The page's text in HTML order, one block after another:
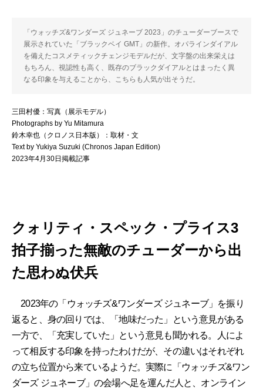
「ウォッチズ&ワンダーズ ジュネーブ 2023」のチューダーブースで
展示されていた「ブラックベイ GMT」の新作。オパラインダイアル
を備えたコスメティックチェンジモデルだが、文字盤の出来栄えは
もちろん、視認性も高く、既存のブラックダイアルとはまったく異
なる印象を与えることから、こちらも人気が出そうだ。
三田村優：写真（展示モデル）
Photographs by Yu Mitamura
鈴木幸也（クロノス日本版）：取材・文
Text by Yukiya Suzuki (Chronos Japan Edition)
2023年4月30日掲載記事
クォリティ・スペック・プライス3
拍子揃った無敵のチューダーから出
た思わぬ伏兵
2023年の「ウォッチズ&ワンダーズ ジュネーブ」を振り
返ると、身の回りでは、「地味だった」という意見がある
一方で、「充実していた」という意見も聞かれる。人によ
って相反する印象を持ったわけだが、その違いはそれぞれ
の立ち位置から来ているようだ。実際に「ウォッチズ&ワン
ダーズ ジュネーブ」の会場へ足を運んだ人と、オンライン